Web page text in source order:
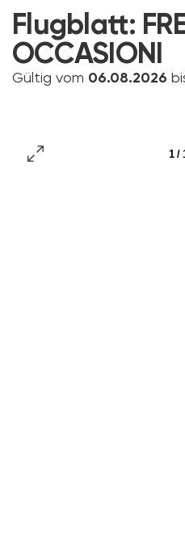
Flugblatt:
OCCASIONI
Gültig vom 06.08.2026